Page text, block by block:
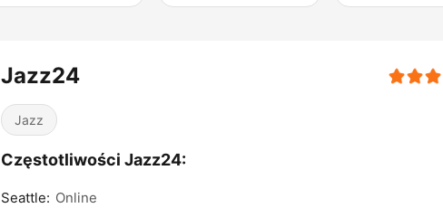
Jazz24
Jazz
Częstotliwości Jazz24:
Seattle: Online